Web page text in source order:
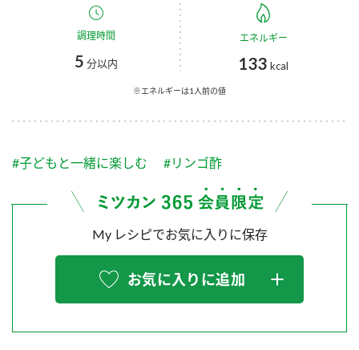
スープ
炊き込みご飯の素 米飯用調味液
Fibee
かおりの蔵
納豆のサイト
三ツ判山吹
スペシャルサイト
お酢を知ろう！
すしラボ
企業理念
ミツカンを知る
環境への取り組み
お客様相談センター
お客様の声をいかしました
販売終了製品のご案内
よくあるご質問
調理時間
5 分以内
エネルギー
133 kcal
※エネルギーは1人前の値
#子どもと一緒に楽しむ #リンゴ酢
My レシピでお気に入りに保存
お気に入りに追加